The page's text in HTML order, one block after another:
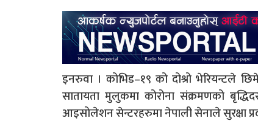
इनरुवा । कोभिड–१९ को दोश्रो भेरियन्टले
सातायता मुलुकमा कोरोना संक्रमणको
आइसोलेशन सेन्टरहरुमा नेपाली सेनाले सुरक्षा